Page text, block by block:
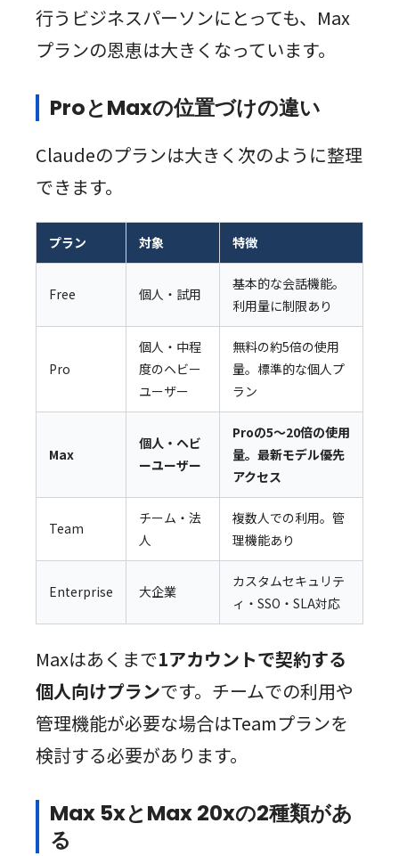
行うビジネスパーソンにとっても、Max
プランの恩恵は大きくなっています。
ProとMaxの位置づけの違い
Claudeのプランは大きく次のように整理
できます。
プラン 対象 特徴
Free 個人・試用
基本的な会話機能。
利用量に制限あり
Pro
個人・中程
度のヘビー
ユーザー
無料の約5倍の使用
量。標準的な個人プ
ラン
Max
個人・ヘビ
ーユーザー
Proの5〜20倍の使用
量。最新モデル優先
アクセス
Team
チーム・法
人
複数人での利用。管
理機能あり
Enterprise 大企業
カスタムセキュリテ
ィ・SSO・SLA対応
Maxはあくまで1アカウントで契約する
個人向けプランです。チームでの利用や
管理機能が必要な場合はTeamプランを
検討する必要があります。
Max 5xとMax 20xの2種類があ
る